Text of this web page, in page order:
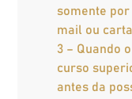
somente
mail ou carta
3 – Quando
curso
antes da